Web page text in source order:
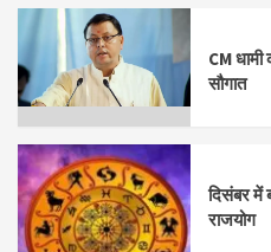
CM
सौगात
दिसंबर में
राजयोग